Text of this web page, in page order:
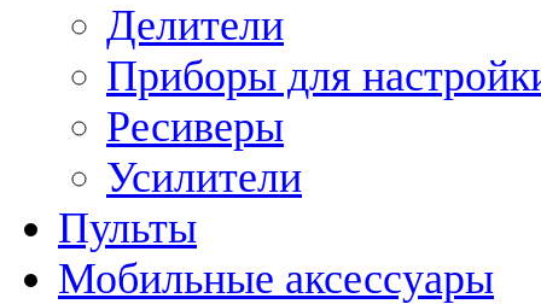
Делители
Приборы для
Ресиверы
Усилители
Пульты
Мобильные аксессуары